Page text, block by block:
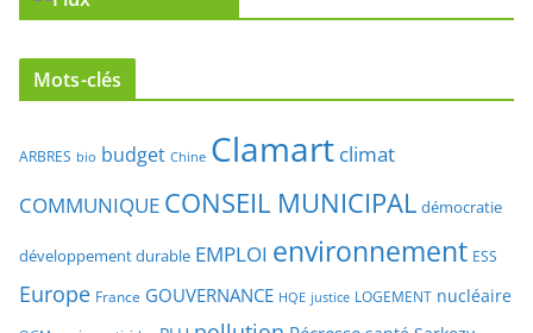
Mots-clés
ARBRES bio budget
COMMUNIQUE
CONSEIL MUNICIPAL
développement durable EMPLOI environnement
paris PLU pollution Pécresse santé Sarkozy
Solidarité Sud de Seine tramway TRANSPORTS